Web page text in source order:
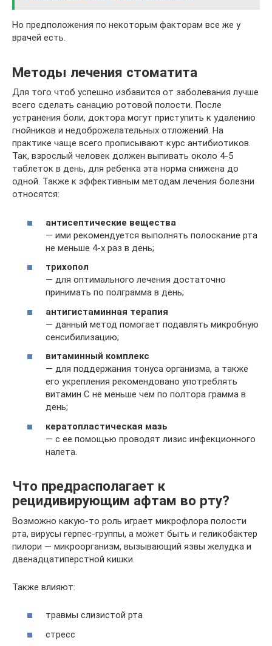
Но предположения по некоторым факторам все же у
врачей есть.
Методы лечения стоматита
Для того чтоб успешно избавится от заболевания лучше
всего сделать санацию ротовой полости. После
устранения боли, доктора могут приступить к удалению
гнойников и недоброжелательных отложений. На
практике чаще всего прописывают курс антибиотиков.
Так, взрослый человек должен выпивать около 4-5
таблеток в день, для ребенка эта норма снижена до
одной. Также к эффективным методам лечения болезни
относятся:
антисептические вещества
— ими рекомендуется выполнять полоскание рта
не меньше 4-х раз в день;
трихопол
— для оптимального лечения достаточно
принимать по полграмма в день;
антигистаминная терапия
— данный метод помогает подавлять микробную
сенсибилизацию;
витаминный комплекс
— для поддержания тонуса организма, а также
его укрепления рекомендовано употреблять
витамин С не меньше чем по полтора грамма в
день;
кератопластическая мазь
— с ее помощью проводят лизис инфекционного
налета.
Что предрасполагает к
рецидивирующим афтам во рту?
Возможно какую-то роль играет микрофлора полости
рта, вирусы герпес-группы, а может быть и геликобактер
пилори — микроорганизм, вызывающий язвы желудка и
двенадцатиперстной кишки.
Также влияют:
травмы слизистой рта
стресс